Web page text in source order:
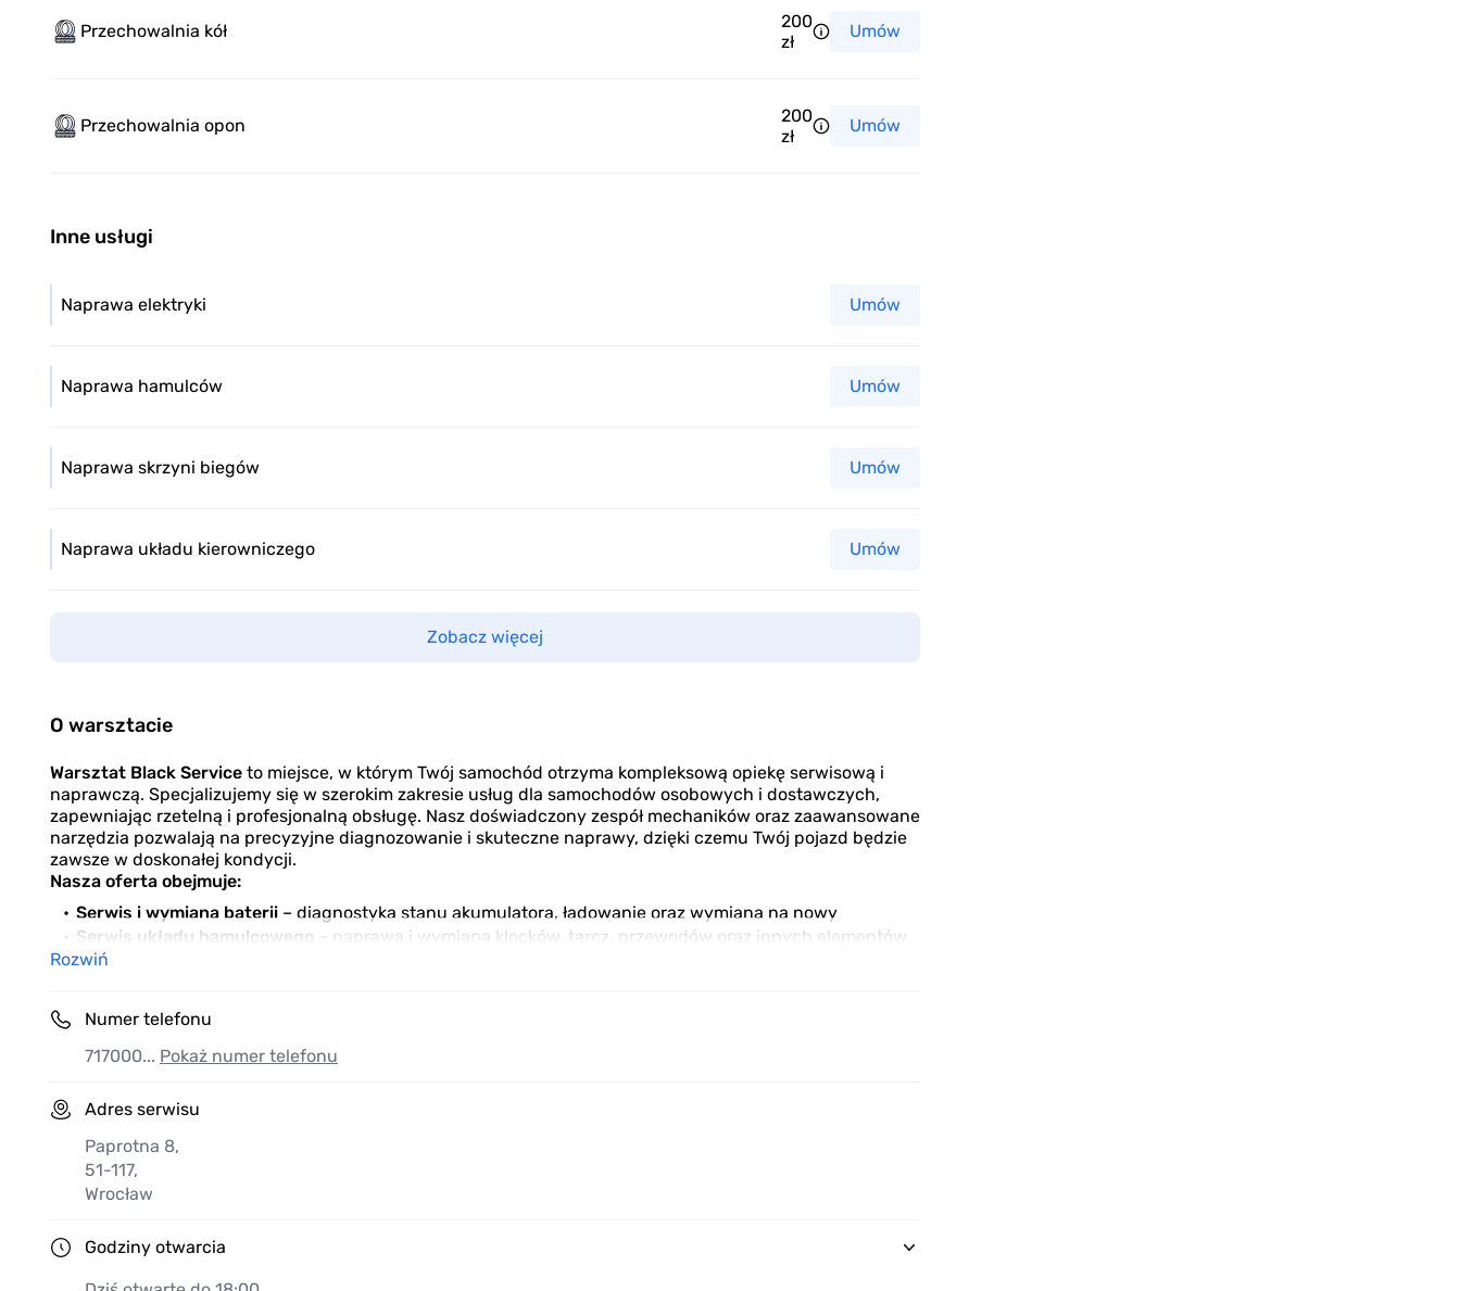
Przechowalnia kół
200
zł
Umów
Przechowalnia opon
200
zł
Umów
Inne usługi
Naprawa elektryki Umów
Naprawa hamulców Umów
Naprawa skrzyni biegów Umów
Naprawa układu kierowniczego Umów
Zobacz więcej
O warsztacie
Warsztat Black Service to miejsce, w którym Twój samochód otrzyma kompleksową opiekę serwisową i
naprawczą. Specjalizujemy się w szerokim zakresie usług dla samochodów osobowych i dostawczych,
zapewniając rzetelną i profesjonalną obsługę. Nasz doświadczony zespół mechaników oraz zaawansowane
narzędzia pozwalają na precyzyjne diagnozowanie i skuteczne naprawy, dzięki czemu Twój pojazd będzie
zawsze w doskonałej kondycji.
Nasza oferta obejmuje:
Serwis i wymiana baterii – diagnostyka stanu akumulatora, ładowanie oraz wymiana na nowy
Serwis układu hamulcowego – naprawa i wymiana klocków, tarcz, przewodów oraz innych elementów
hamulcowych
Elektryka pojazdowa
podzespołów
Wymiana oleju– szybka i profesjonalna wymiana oleju oraz filtra oleju
Serwis klimatyzacji
wahaczy, drążków i przekładni kierowniczej
Naprawa skrzyni biegów
Rozwiń
Numer telefonu
717000... Pokaż numer telefonu
Adres serwisu
Paprotna 8,
51-117,
Wrocław
Godziny otwarcia